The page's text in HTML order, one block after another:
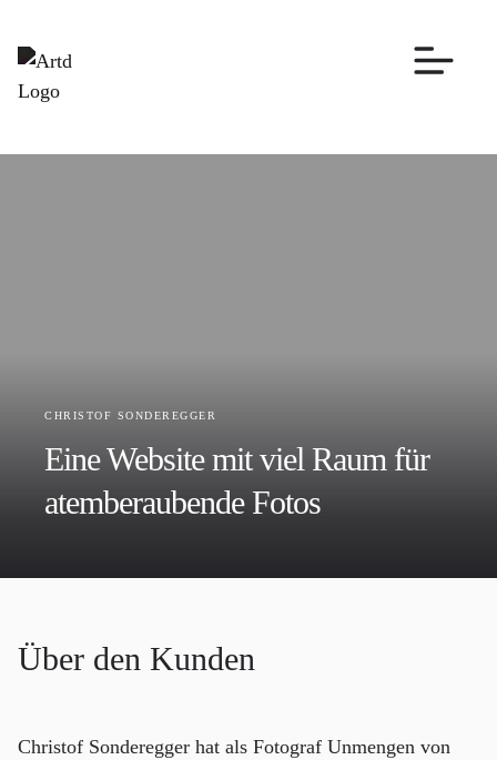
CHRISTOF SONDEREGGER
Eine Website mit viel Raum für
atemberaubende Fotos
Über den Kunden
Christof Sonderegger hat als Fotograf Unmengen von